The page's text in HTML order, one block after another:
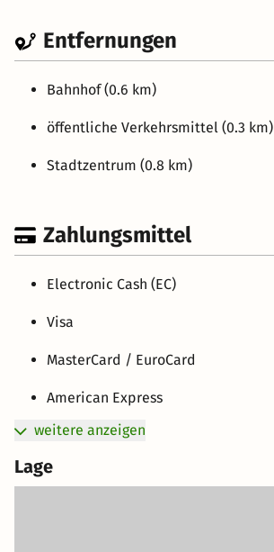
Entfernungen
Bahnhof (0.6 km)
öffentliche Verkehrsmittel (0.3 km)
Stadtzentrum (0.8 km)
Zahlungsmittel
Electronic Cash (EC)
Visa
MasterCard / EuroCard
American Express
weitere anzeigen
Lage